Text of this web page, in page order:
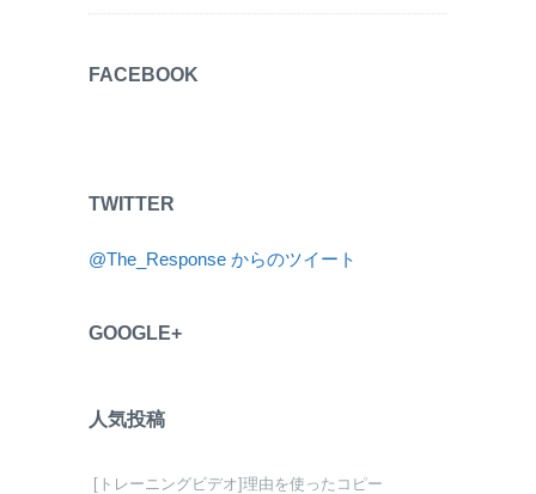
FACEBOOK
TWITTER
@The_Response からのツイート
GOOGLE+
人気投稿
[トレーニングビデオ]理由を使ったコピー